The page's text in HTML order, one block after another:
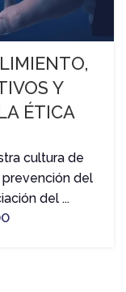
Y
ÉTICA
cultura de
del
del ...